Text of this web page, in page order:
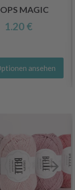
MAGIC
1.20 €
ansehen